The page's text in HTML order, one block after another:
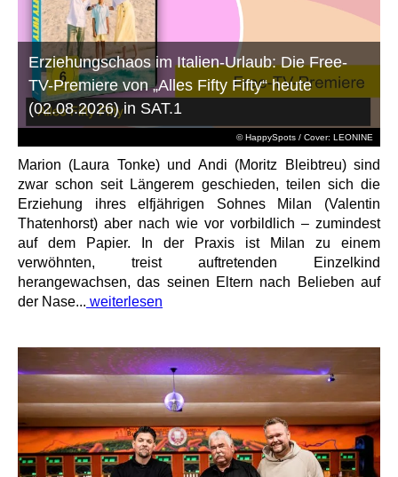
© HappySpots / Cover: LEONINE
Erziehungschaos im Italien-Urlaub: Die Free-
TV-Premiere von „Alles Fifty Fifty“ heute
(02.08.2026) in SAT.1
Marion (Laura Tonke) und Andi (Moritz Bleibtreu) sind
zwar schon seit Längerem geschieden, teilen sich die
Erziehung ihres elfjährigen Sohnes Milan (Valentin
Thatenhorst) aber nach wie vor vorbildlich – zumindest
auf dem Papier. In der Praxis ist Milan zu einem
verwöhnten, treist auftretenden Einzelkind
herangewachsen, das seinen Eltern nach Belieben auf
der Nase... weiterlesen